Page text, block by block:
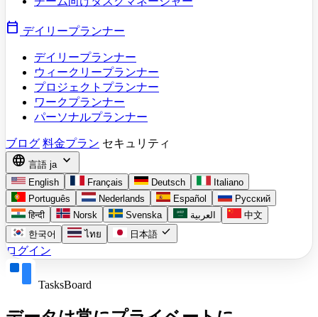
calendar_today デイリープランナー
デイリープランナー
ウィークリープランナー
プロジェクトプランナー
ワークプランナー
パーソナルプランナー
ブログ 料金プラン セキュリティ
language 言語 ja expand_more
English Français Deutsch
Italiano
Português
Nederlands Español
Русский
हिन्दी
Norsk Svenska العربية
中文
한국어
ไทย 日本語 check
ログイン
TasksBoard